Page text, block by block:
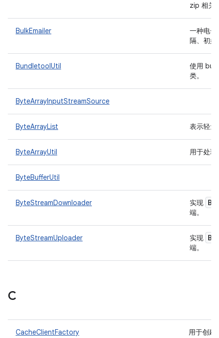
zip 相关
BulkEmailer
一种电子
隔、初
BundletoolUtil
使用
类。
ByteArrayInputStreamSource
ByteArrayList 表示轻
ByteArrayUtil 用于处
ByteBufferUtil
ByteStreamDownloader 实现
端。
ByteStreamUploader 实现
端。
C
CacheClientFactory 用于创建